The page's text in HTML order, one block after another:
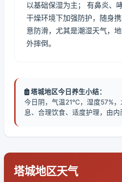
以基础保湿为主； 有鼻炎、
干燥环境下加强防护，随身
意防滑，尤其是潮湿天气，
外摔倒。
塔城地区今日养生小结：
今日阴，气温21℃，湿度57%
息、合理饮食、适度护理，由内
塔城地区天气